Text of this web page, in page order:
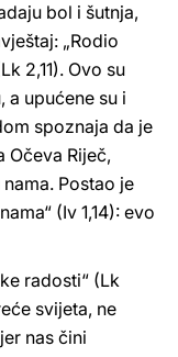
bol i šutnja,
„Rodio
2,11). Ovo su
a upućene su i
spoznaja da je
Očeva Riječ,
Postao je
(Iv 1,14): evo
radosti“ (Lk
svijeta, ne
nas čini